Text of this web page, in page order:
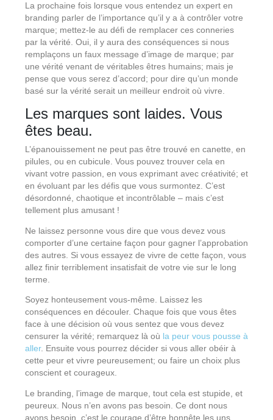
La prochaine fois lorsque vous entendez un expert en
branding parler de l’importance qu’il y a à contrôler votre
marque; mettez-le au défi de remplacer ces conneries
par la vérité. Oui, il y aura des conséquences si nous
remplaçons un faux message d’image de marque; par
une vérité venant de véritables êtres humains; mais je
pense que vous serez d’accord; pour dire qu’un monde
basé sur la vérité serait un meilleur endroit où vivre.
Les marques sont laides. Vous
êtes beau.
L’épanouissement ne peut pas être trouvé en canette, en
pilules, ou en cubicule. Vous pouvez trouver cela en
vivant votre passion, en vous exprimant avec créativité; et
en évoluant par les défis que vous surmontez. C’est
désordonné, chaotique et incontrôlable – mais c’est
tellement plus amusant !
Ne laissez personne vous dire que vous devez vous
comporter d’une certaine façon pour gagner l’approbation
des autres. Si vous essayez de vivre de cette façon, vous
allez finir terriblement insatisfait de votre vie sur le long
terme.
Soyez honteusement vous-même. Laissez les
conséquences en découler. Chaque fois que vous êtes
face à une décision où vous sentez que vous devez
censurer la vérité; remarquez là où la peur vous pousse à
aller. Ensuite vous pourrez décider si vous aller obéir à
cette peur et vivre peureusement; ou faire un choix plus
conscient et courageux.
Le branding, l’image de marque, tout cela est stupide, et
peureux. Nous n’en avons pas besoin. Ce dont nous
avons besoin, c’est le courage d’être honnête les uns